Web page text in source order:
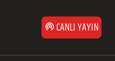
CANLI YAYIN